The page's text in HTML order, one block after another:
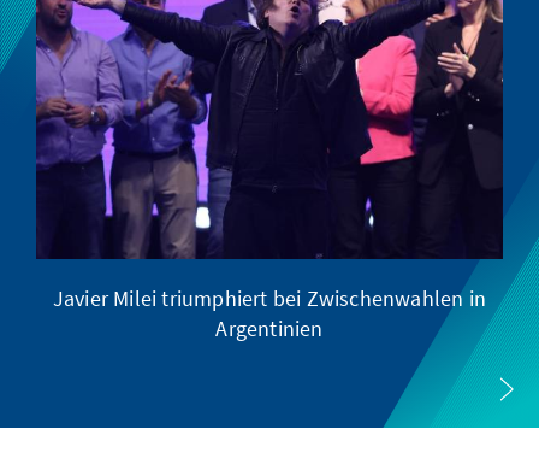
Javier Milei triumphiert bei Zwischenwahlen in
Argentinien